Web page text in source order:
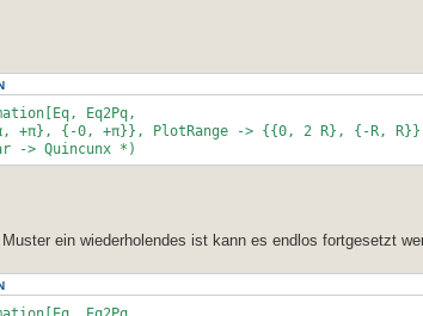
Eq2Pq,
+π}, {-0, +π}}, PlotRange -> {{0, 2 R}, {-R, R}}]
-> Quincunx *)
ein wiederholendes ist kann es endlos fortgesetzt